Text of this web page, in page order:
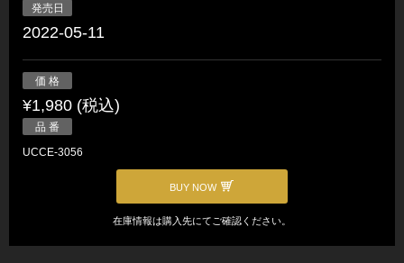
発売日
2022-05-11
価 格
¥1,980 (税込)
品 番
UCCE-3056
BUY NOW
在庫情報は購入先にてご確認ください。